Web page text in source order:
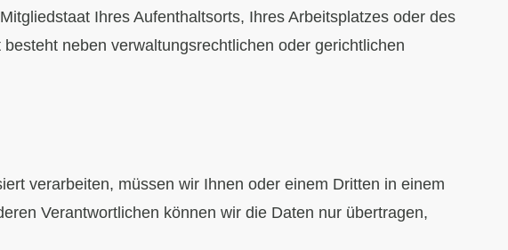
Ihres Aufenthaltsorts, Ihres Arbeitsplatzes oder des
neben verwaltungsrechtlichen oder gerichtlichen
verarbeiten, müssen wir Ihnen oder einem Dritten in einem
Verantwortlichen können wir die Daten nur übertragen,